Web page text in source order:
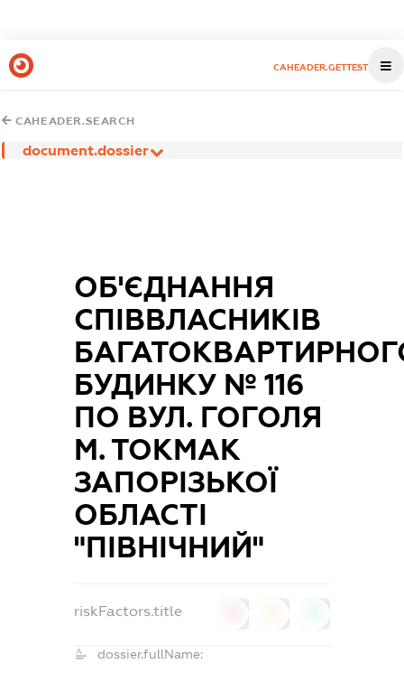
CAHEADER.GETTEST
CAHEADER.SEARCH
document.dossier
ОБ'ЄДНАННЯ
СПІВВЛАСНИКІВ
БУДИНКУ № 116
ПО ВУЛ. ГОГОЛЯ
М. ТОКМАК
ЗАПОРІЗЬКОЇ
ОБЛАСТІ
"ПІВНІЧНИЙ"
riskFactors.title
dossier.fullName: